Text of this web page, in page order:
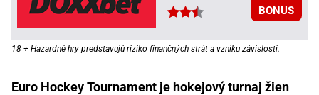
BONUS
18 + Hazardné hry predstavujú riziko finančných strát a vzniku závislosti.
Euro Hockey Tournament je hokejový turnaj žien